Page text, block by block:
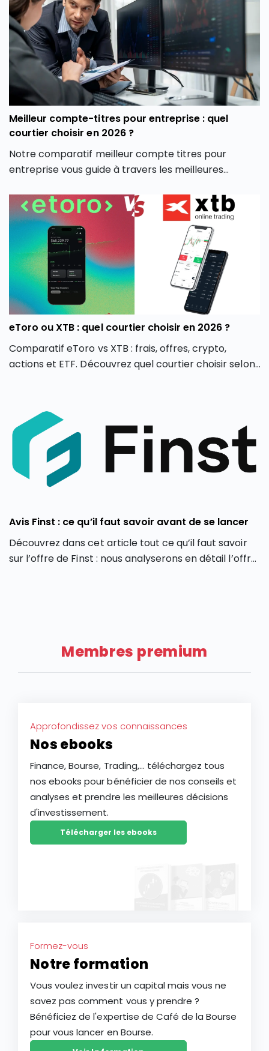
la plateforme crypto Coinhouse vous permet de
mieux gérer vos investissements en monnaie
virtuelle.
Meilleur compte-titres pour entreprise : quel
courtier choisir en 2026 ?
Notre comparatif meilleur compte titres pour
entreprise vous guide à travers les meilleures
éclairé, adapté à votre stratégie d’investissement
professionnelle.
eToro ou XTB : quel courtier choisir en 2026 ?
Comparatif eToro vs XTB : frais, offres, crypto,
actions et ETF. Découvrez quel courtier choisir selon
Avis Finst : ce qu’il faut savoir avant de se lancer
Découvrez dans cet article tout ce qu’il faut savoir
sur l’offre de Finst : nous analyserons en détail l’offre
Membres premium
Approfondissez vos connaissances
Nos ebooks
Finance, Bourse, Trading,... téléchargez tous
nos ebooks pour bénéficier de nos conseils et
analyses et prendre les meilleures décisions
d'investissement.
Télécharger les ebooks
Formez-vous
Notre formation
Vous voulez investir un capital mais vous ne
savez pas comment vous y prendre ?
Bénéficiez de l'expertise de Café de la Bourse
pour vous lancer en Bourse.